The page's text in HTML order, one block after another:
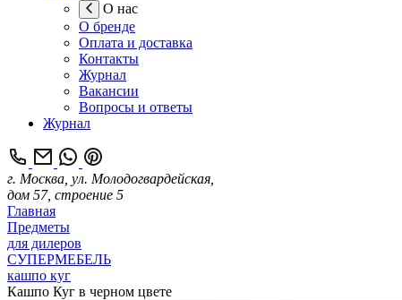
О нас
О бренде
Оплата и доставка
Контакты
Журнал
Вакансии
Вопросы и ответы
Журнал
г. Москва, ул. Молодогвардейская,
дом 57, строение 5
Главная
Предметы
для дилеров
СУПЕРМЕБЕЛЬ
кашпо куг
Кашпо Куг в черном цвете